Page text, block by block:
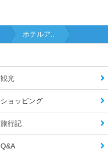
ホテルア..
観光
ショッピング
旅行記
Q&A